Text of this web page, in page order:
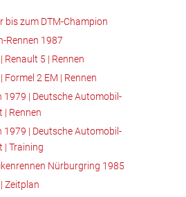
bis zum DTM-Champion
Rennen 1987
Renault 5 | Rennen
2 EM | Rennen
1979 | Deutsche Automobil-
Rennen
1979 | Deutsche Automobil-
| Training
Nürburgring 1985
Zeitplan